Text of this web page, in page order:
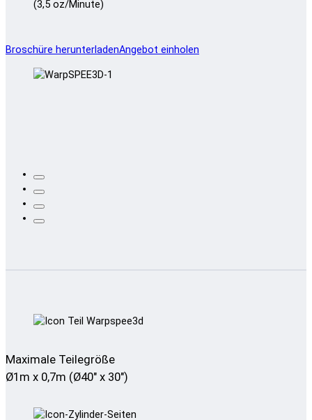
(3,5 oz/Minute)
Broschüre herunterladenAngebot einholen
Maximale Teilegröße
Ø1m x 0,7m (Ø40" x 30")